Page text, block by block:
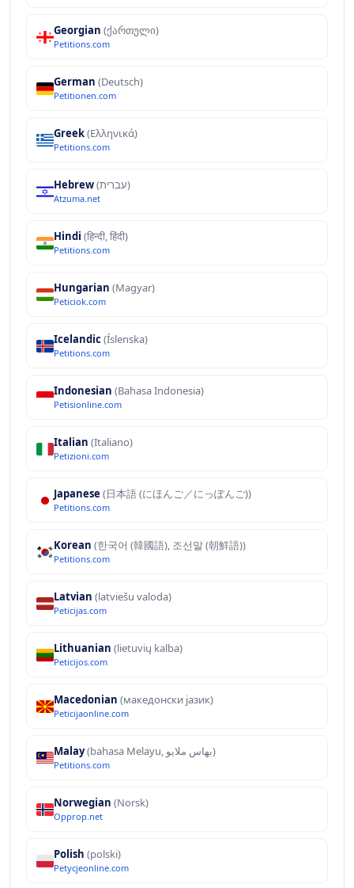
Georgian (ქართული)
Petitions.com
German (Deutsch)
Petitionen.com
Greek(Ελληνικά)
Petitions.com
Hebrew (עברית)
Atzuma.net
Hindi (हिन्दी, हिंदी)
Petitions.com
Hungarian (Magyar)
Peticiok.com
Icelandic(Íslenska)
Petitions.com
Indonesian (Bahasa Indonesia)
Petisionline.com
Italian (Italiano)
Petizioni.com
Japanese (日本語 (にほんご／にっぽんご))
Petitions.com
Korean (한국어 (韓國語), 조선말 (朝鮮語))
Petitions.com
Latvian (latviešu valoda)
Peticijas.com
Lithuanian (lietuvių kalba)
Peticijos.com
Macedonian (македонски јазик)
Peticijaonline.com
Malay (bahasa Melayu, بهاس ملايو‎)
Petitions.com
Norwegian (Norsk)
Opprop.net
Polish (polski)
Petycjeonline.com